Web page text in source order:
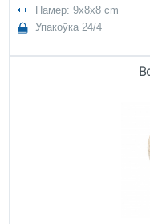
Памер: 9x8x8 cm
Упакоўка 24/4